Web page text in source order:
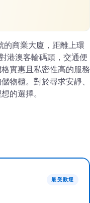
的商業大廈，距離上環
港澳客輪碼頭，交通便
實惠且私密性高的服務
物櫃。對於尋求安靜、
的選擇。
最受歡迎